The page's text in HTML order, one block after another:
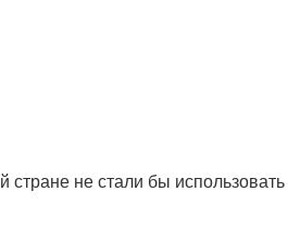
стране не стали бы